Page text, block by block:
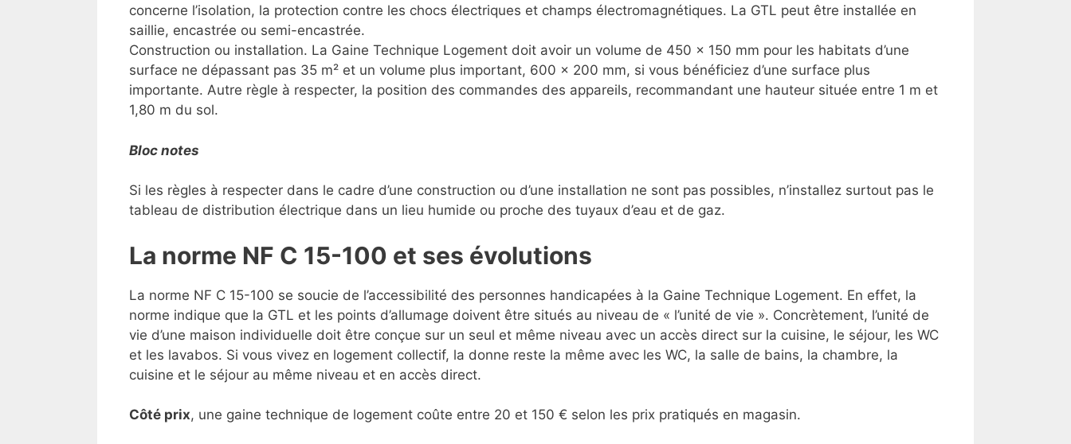
concerne l’isolation, la protection contre les chocs électriques et champs électromagnétiques. La GTL peut être installée en
saillie, encastrée ou semi-encastrée.
Construction ou installation. La Gaine Technique Logement doit avoir un volume de 450 x 150 mm pour les habitats d’une
surface ne dépassant pas 35 m² et un volume plus important, 600 x 200 mm, si vous bénéficiez d’une surface plus
importante. Autre règle à respecter, la position des commandes des appareils, recommandant une hauteur située entre 1 m et
1,80 m du sol.
Bloc notes
Si les règles à respecter dans le cadre d’une construction ou d’une installation ne sont pas possibles, n’installez surtout pas le
tableau de distribution électrique dans un lieu humide ou proche des tuyaux d’eau et de gaz.
La norme NF C 15-100 et ses évolutions
La norme NF C 15-100 se soucie de l’accessibilité des personnes handicapées à la Gaine Technique Logement. En effet, la
norme indique que la GTL et les points d’allumage doivent être situés au niveau de « l’unité de vie ». Concrètement, l’unité de
vie d’une maison individuelle doit être conçue sur un seul et même niveau avec un accès direct sur la cuisine, le séjour, les WC
et les lavabos. Si vous vivez en logement collectif, la donne reste la même avec les WC, la salle de bains, la chambre, la
cuisine et le séjour au même niveau et en accès direct.
Côté prix, une gaine technique de logement coûte entre 20 et 150 € selon les prix pratiqués en magasin.